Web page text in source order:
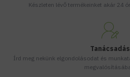
Készleten lévő termékeinket akár 24
Tanácsadás
Írd meg nekünk elgondolásodat és